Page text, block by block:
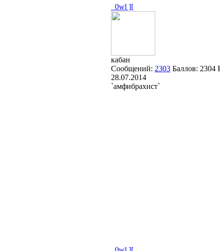
_0wl ][
кабан
Сообщений: 2303 Баллов: 2304
28.07.2014
`амфибрахист`